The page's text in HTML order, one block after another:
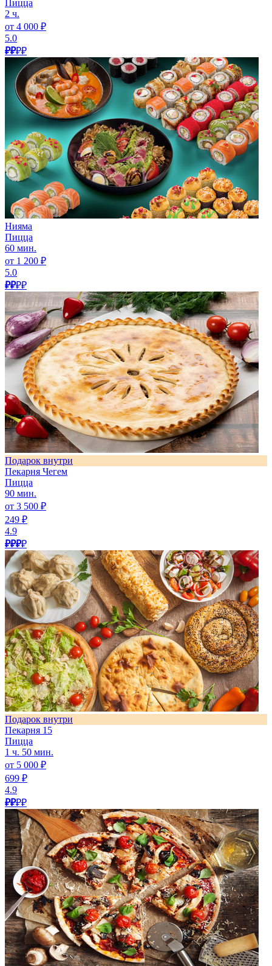
Пицца
2 ч.
от 4 000 ₽
5.0
₽₽₽₽
Нияма
Пицца
60 мин.
от 1 200 ₽
5.0
₽₽₽₽
Подарок внутри
Пекарня Чегем
Пицца
90 мин.
от 3 500 ₽
249 ₽
4.9
₽₽₽₽
Подарок внутри
Пекарня 15
Пицца
1 ч. 50 мин.
от 5 000 ₽
699 ₽
4.9
₽₽₽₽